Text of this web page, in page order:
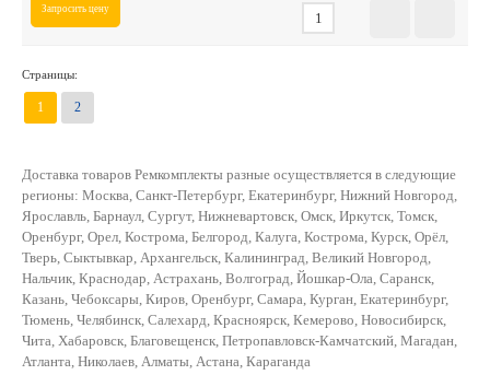
Запросить цену
Страницы:
1 2
Доставка товаров Ремкомплекты разные осуществляется в следующие
регионы: Москва, Санкт-Петербург, Екатеринбург, Нижний Новгород,
Ярославль, Барнаул, Сургут, Нижневартовск, Омск, Иркутск, Томск,
Оренбург, Орел, Кострома, Белгород, Калуга, Кострома, Курск, Орёл,
Тверь, Сыктывкар, Архангельск, Калининград, Великий Новгород,
Нальчик, Краснодар, Астрахань, Волгоград, Йошкар-Ола, Саранск,
Казань, Чебоксары, Киров, Оренбург, Самара, Курган, Екатеринбург,
Тюмень, Челябинск, Салехард, Красноярск, Кемерово, Новосибирск,
Чита, Хабаровск, Благовещенск, Петропавловск-Камчатский, Магадан,
Атланта, Николаев, Алматы, Астана, Караганда